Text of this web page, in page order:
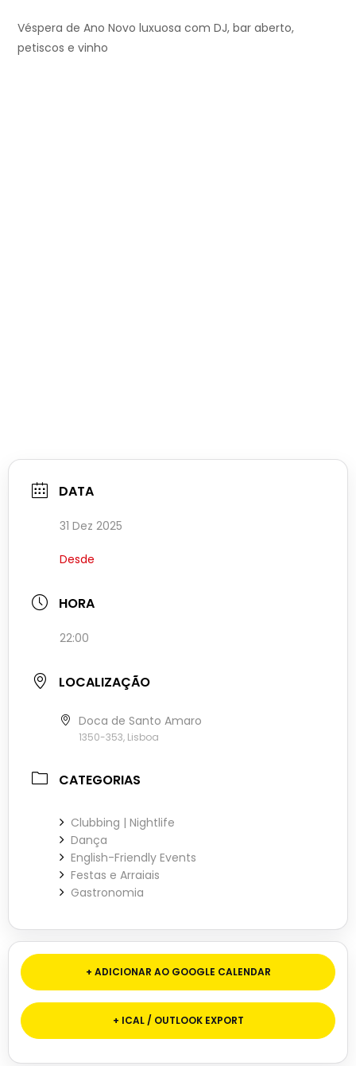
Véspera de Ano Novo luxuosa com DJ, bar aberto,
petiscos e vinho
DATA
31 Dez 2025
Desde
HORA
22:00
LOCALIZAÇÃO
Doca de Santo Amaro
1350-353, Lisboa
CATEGORIAS
Clubbing | Nightlife
Dança
English-Friendly Events
Festas e Arraiais
Gastronomia
+ ADICIONAR AO GOOGLE CALENDAR
+ ICAL / OUTLOOK EXPORT